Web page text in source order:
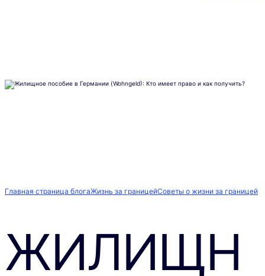
Главная страница блогаЖизнь за границейСоветы о жизни за границей
ЖИЛИЩН